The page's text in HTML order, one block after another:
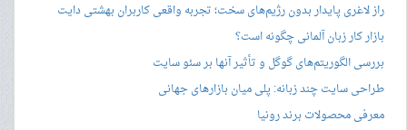
راز لاغری پایدار بدون رژیم‌های سخت؛ تجربه واقعی کاربران بهشتی دایت
بازار کار زبان آلمانی چگونه است؟
بررسی الگوریتم‌های گوگل و تأثیر آنها بر سئو سایت
طراحی سایت چند زبانه: پلی میان بازارهای جهانی
معرفی محصولات برند رونیا